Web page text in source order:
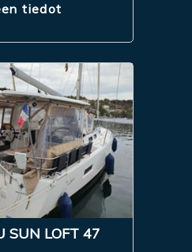
tiedot
SUN LOFT 47